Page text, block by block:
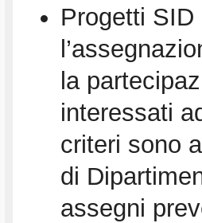
Progetti
la
interessati
criteri sono
di
assegni